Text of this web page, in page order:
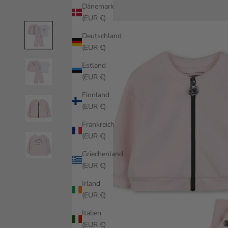
Dänemark
(EUR €)
Deutschland
(EUR €)
Estland
(EUR €)
Finnland
(EUR €)
Frankreich
(EUR €)
Griechenland
(EUR €)
Irland
(EUR €)
Italien
(EUR €)